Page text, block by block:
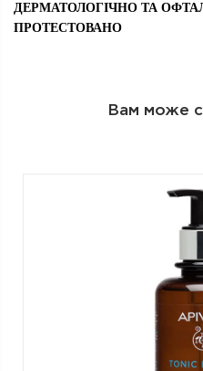
ДЕРМАТОЛОГІЧНО ТА
ПРОТЕСТОВАНО
Вам може